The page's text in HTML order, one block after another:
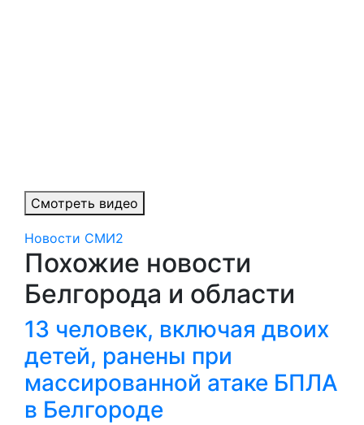
Смотреть видео
Новости СМИ2
Похожие новости
Белгорода и области
13 человек, включая двоих
детей, ранены при
массированной атаке БПЛА
в Белгороде